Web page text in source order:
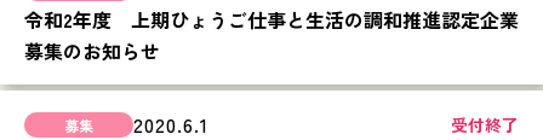
令和2年度 上期ひょうご仕事と生活の調和推進認定企業
募集のお知らせ
2020.6.1 受付終了